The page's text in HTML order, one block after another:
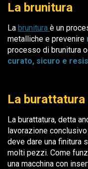
La brunitura
La brunitura è un
metalliche e prevenire
processo di brunitura
curato, sicuro e
La burattatura
La burattatura, detta
lavorazione
deve dare una finitura
molti pezzi. Come
una macchina con